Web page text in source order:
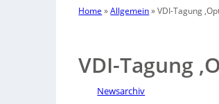
Home »Allgemein»VDI-Tagung
VDI-Tagung
Newsarchiv